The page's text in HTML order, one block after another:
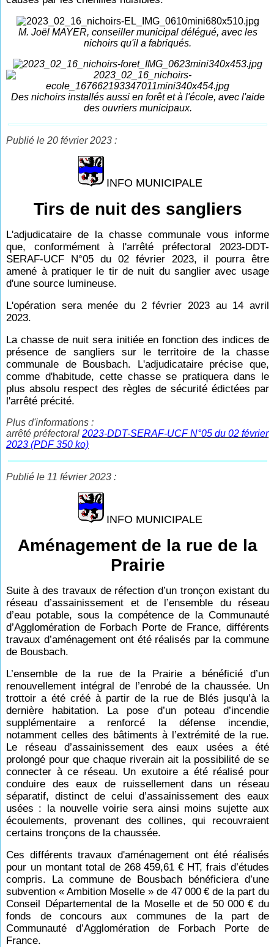
M. Joël MAYER, conseiller municipal délégué, avec les
nichoirs qu'il a fabriqués.
Des nichoirs installés aussi en forêt et à l'école, avec l'aide
des ouvriers municipaux.
Publié le 20 février 2023 :
INFO MUNICIPALE
Tirs de nuit des sangliers
L'adjudicataire de la chasse communale vous informe
que, conformément à l'arrêté préfectoral 2023-DDT-
SERAF-UCF N°05 du 02 février 2023, il pourra être
amené à pratiquer le tir de nuit du sanglier avec usage
d'une source lumineuse.
L'opération sera menée du 2 février 2023 au 14 avril
2023.
La chasse de nuit sera initiée en fonction des indices de
présence de sangliers sur le territoire de la chasse
communale de Bousbach. L'adjudicataire précise que,
comme d'habitude, cette chasse se pratiquera dans le
plus absolu respect des règles de sécurité édictées par
l'arrêté précité.
Plus d'informations :
arrêté préfectoral2023-DDT-SERAF-UCF N°05 du 02 février
2023 (PDF 350 ko)
Publié le 11 février 2023 :
INFO MUNICIPALE
Aménagement de la rue de la
Prairie
Suite à des travaux de réfection d’un tronçon existant du
réseau d’assainissement et de l’ensemble du réseau
d’eau potable, sous la compétence de la Communauté
d’Agglomération de Forbach Porte de France, différents
travaux d’aménagement ont été réalisés par la commune
de Bousbach.
L’ensemble de la rue de la Prairie a bénéficié d’un
renouvellement intégral de l’enrobé de la chaussée. Un
trottoir a été créé à partir de la rue de Blés jusqu’à la
dernière habitation. La pose d’un poteau d’incendie
supplémentaire a renforcé la défense incendie,
notamment celles des bâtiments à l’extrémité de la rue.
Le réseau d’assainissement des eaux usées a été
prolongé pour que chaque riverain ait la possibilité de se
connecter à ce réseau. Un exutoire a été réalisé pour
conduire des eaux de ruissellement dans un réseau
séparatif, distinct de celui d’assainissement des eaux
usées : la nouvelle voirie sera ainsi moins sujette aux
écoulements, provenant des collines, qui recouvraient
certains tronçons de la chaussée.
Ces différents travaux d'aménagement ont été réalisés
pour un montant total de 268 459,61 € HT, frais d’études
compris. La commune de Bousbach bénéficiera d’une
subvention « Ambition Moselle » de 47 000 € de la part du
Conseil Départemental de la Moselle et de 50 000 € du
fonds de concours aux communes de la part de
Communauté d’Agglomération de Forbach Porte de
France.